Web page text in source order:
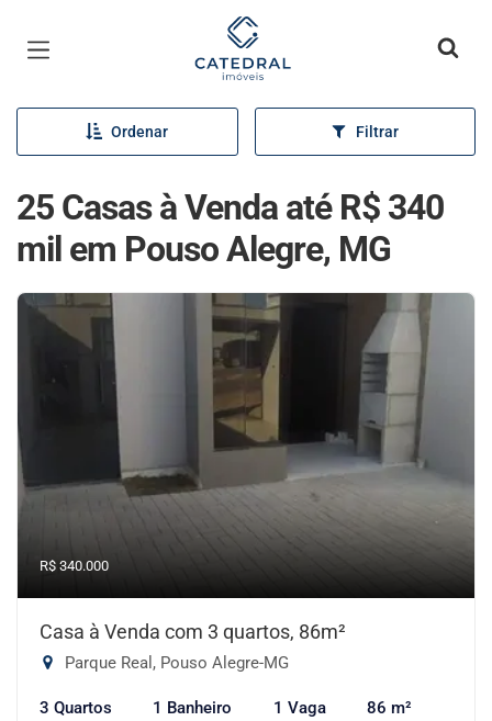
Página inicial
Ordenar Filtrar
25 Casas à Venda até R$ 340
mil em Pouso Alegre, MG
R$ 340.000
Casa à Venda com 3 quartos, 86m²
Parque Real, Pouso Alegre-MG
3 Quartos 1 Banheiro 1 Vaga 86 m²